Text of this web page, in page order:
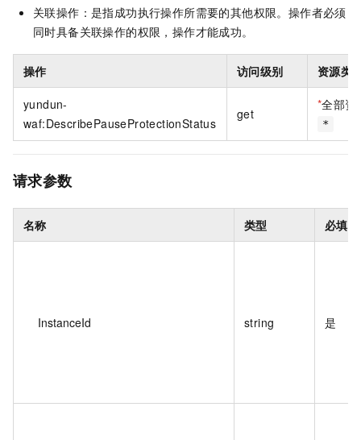
关联操作：是指成功执行操作所需要的其他权限。操作者必须
同时具备关联操作的权限，操作才能成功。
操作 访问级别 资源类
yundun-
waf:DescribePauseProtectionStatus
get
*全部资
*
请求参数
名称 类型 必填
InstanceId string 是